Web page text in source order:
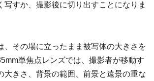
写すか、撮影後に切り出すことになりま
、その場に立ったまま被写体の大きさを
単焦点レンズでは、撮影者が移動す
大きさ、背景の範囲、前景と遠景の重な